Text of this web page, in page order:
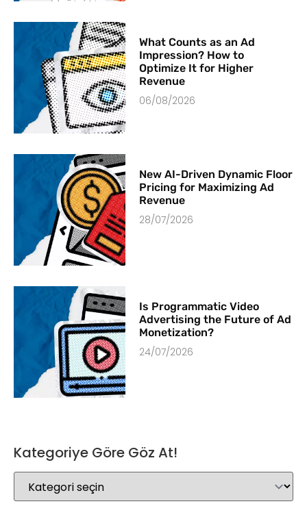
What Counts as an Ad
Impression? How to
Optimize It for Higher
Revenue
06/08/2026
New AI-Driven Dynamic Floor
Pricing for Maximizing Ad
Revenue
28/07/2026
Is Programmatic Video
Advertising the Future of Ad
Monetization?
24/07/2026
Kategoriye Göre Göz At!